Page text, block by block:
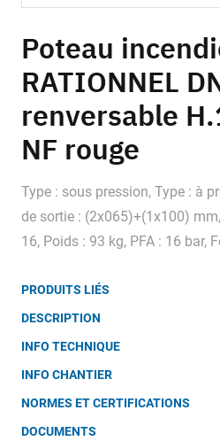
to
the
beginning
of
the
gallery
Poteau
RATIONNEL
renversable
NF rouge
Type : sous pression, Type : à
de sortie : (2x065)+(1x100)
16, Poids : 93 kg, PFA : 16 bar,
PRODUITS LIÉS
DESCRIPTION
INFO TECHNIQUE
INFO CHANTIER
NORMES ET CERTIFICATIONS
DOCUMENTS